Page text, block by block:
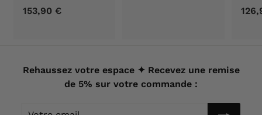
153,90 €
9
0
Rehaussez votre espace ✦ Recevez une remise
de 5% sur votre commande :
Votre